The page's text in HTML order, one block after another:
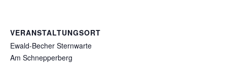
VERANSTALTUNGSORT
Ewald-Becher Sternwarte
Am Schnepperberg